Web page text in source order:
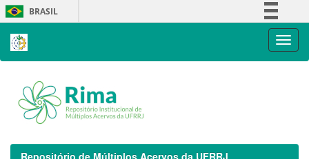
Skip
navigation
BRASIL
Repositório de Múltiplos Acervos da UFRRJ